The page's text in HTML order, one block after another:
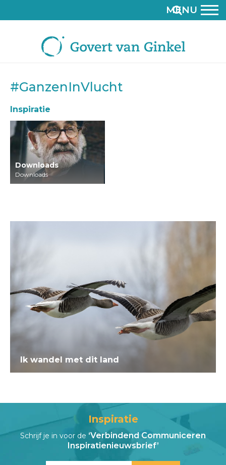
MENU
#GanzenInVlucht
Inspiratie
Downloads
Downloads
Ik wandel met dit land
Inspiratie
Schrijf je in voor de ‘Verbindend Communiceren
Inspiratienieuwsbrief’